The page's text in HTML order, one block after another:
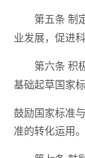
第五条 制
业发展，促进
第六条 积
基础起草国家
鼓励国家标准
准的转化运用。